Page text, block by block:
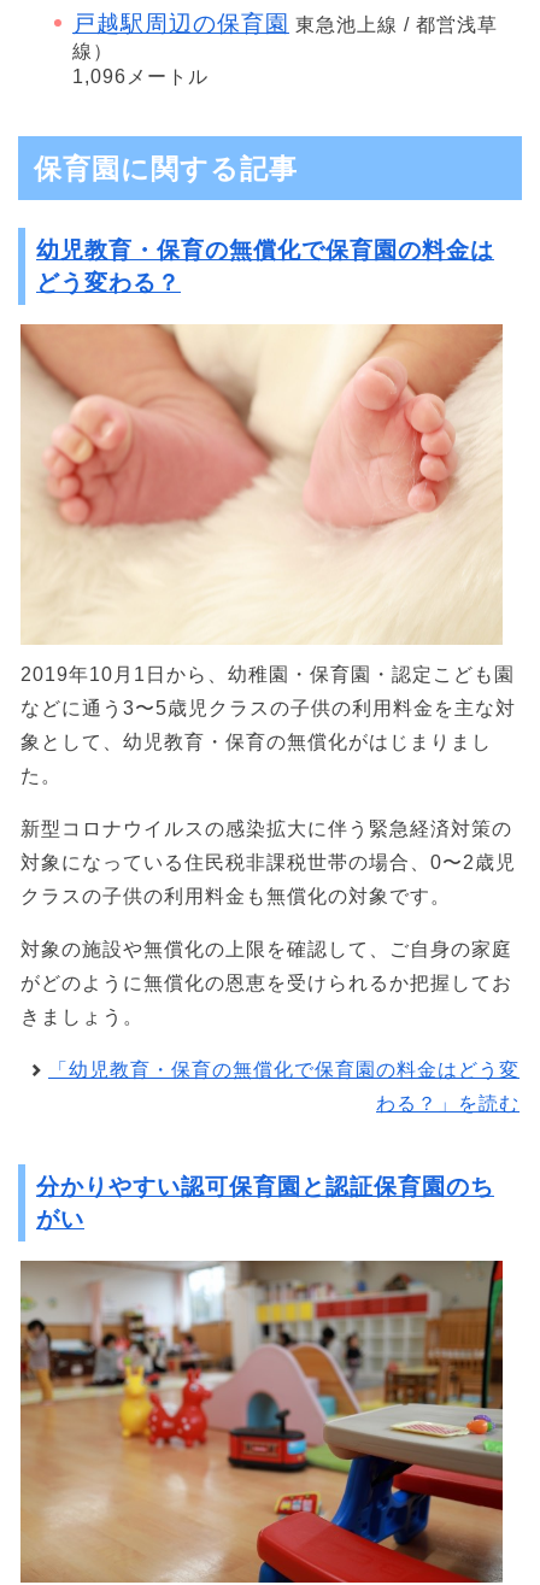
戸越駅周辺の保育園 東急池上線 / 都営浅草
線）
1,096メートル
保育園に関する記事
幼児教育・保育の無償化で保育園の料金は
どう変わる？
2019年10月1日から、幼稚園・保育園・認定こども園
などに通う3〜5歳児クラスの子供の利用料金を主な対
象として、幼児教育・保育の無償化がはじまりまし
た。
新型コロナウイルスの感染拡大に伴う緊急経済対策の
対象になっている住民税非課税世帯の場合、0〜2歳児
クラスの子供の利用料金も無償化の対象です。
対象の施設や無償化の上限を確認して、ご自身の家庭
がどのように無償化の恩恵を受けられるか把握してお
きましょう。
「幼児教育・保育の無償化で保育園の料金はどう変
わる？」を読む
分かりやすい認可保育園と認証保育園のち
がい